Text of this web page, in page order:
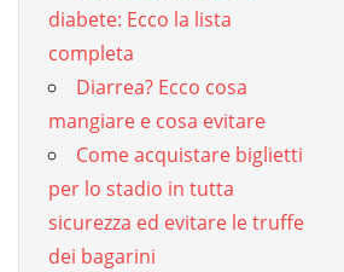
diabete: Ecco la lista
completa
Diarrea? Ecco cosa
mangiare e cosa evitare
Come acquistare biglietti
per lo stadio in tutta
sicurezza ed evitare le truffe
dei bagarini